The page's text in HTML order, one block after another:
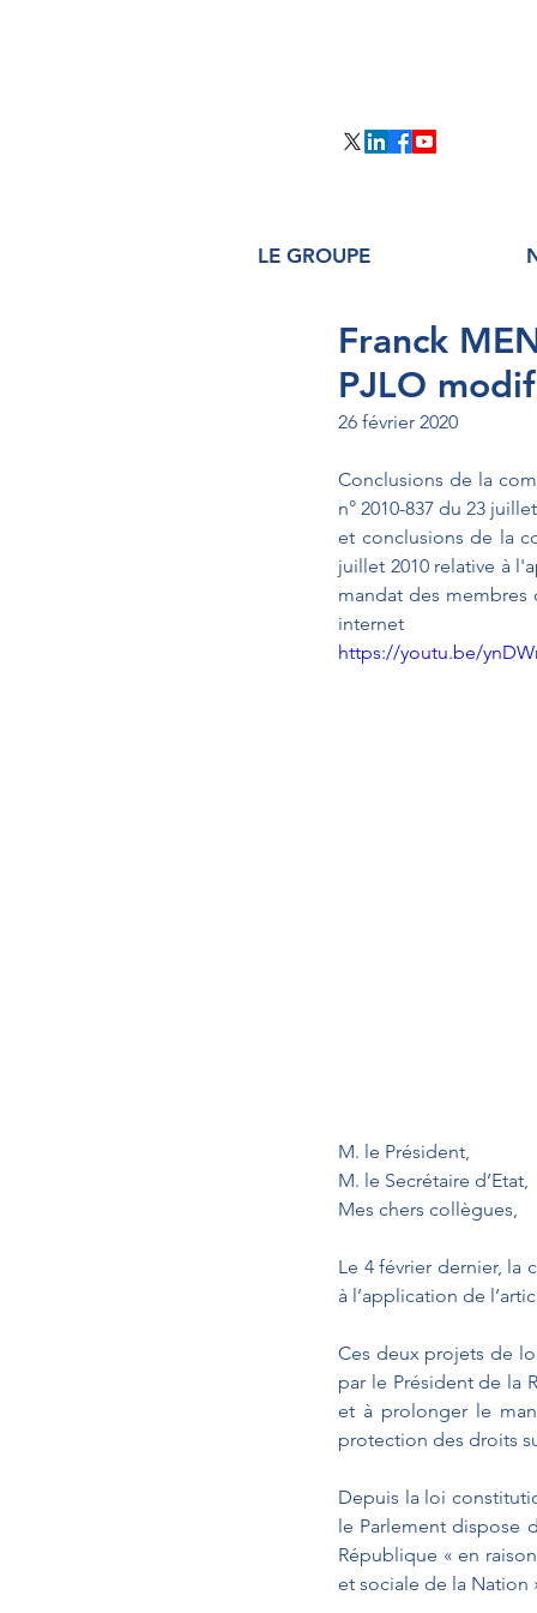
LE GROUPE
Franck
PJLO
26 février 2020
Conclusions de la
n° 2010-837 du 23
et conclusions de la
juillet 2010 relative à
mandat des
internet
https://youtu.be/
M. le Président,
M. le Secrétaire d’Etat,
Mes chers collègues,
Le 4 février dernier, la
à l’application de
Ces deux projets de
par le Président de la
et à prolonger le
protection des droits
Depuis la loi
le Parlement dispose
République « en
et sociale de la Nation